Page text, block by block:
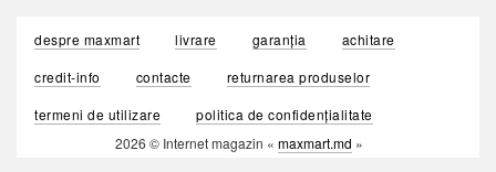
despre maxmart livrare garanția
achitare
credit-info
contacte
returnarea produselor
termeni de utilizare
politica de confidențialitate
2026 © Internet magazin « maxmart.md »